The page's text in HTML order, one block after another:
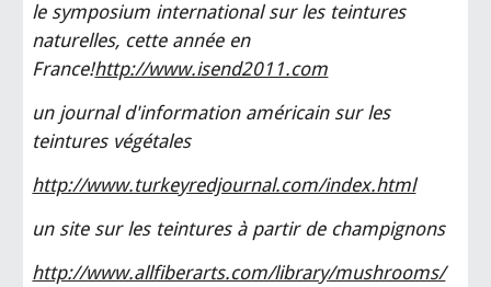
le symposium international sur les teintures
naturelles, cette année en
France!http://www.isend2011.com
un journal d'information américain sur les
teintures végétales
http://www.turkeyredjournal.com/index.html
un site sur les teintures à partir de champignons
http://www.allfiberarts.com/library/mushrooms/